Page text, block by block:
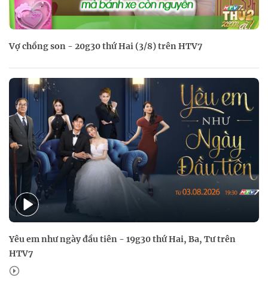
Vợ chồng son - 20g30 thứ Hai (3/8) trên HTV7
Yêu em như ngày đầu tiên - 19g30 thứ Hai, Ba, Tư trên
HTV7